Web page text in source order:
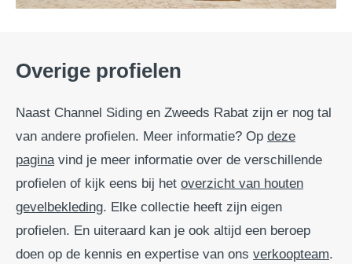
Overige profielen
Naast Channel Siding en Zweeds Rabat zijn er nog tal
van andere profielen. Meer informatie? Op deze
pagina vind je meer informatie over de verschillende
profielen of kijk eens bij het overzicht van houten
gevelbekleding. Elke collectie heeft zijn eigen
profielen. En uiteraard kan je ook altijd een beroep
doen op de kennis en expertise van ons verkoopteam.